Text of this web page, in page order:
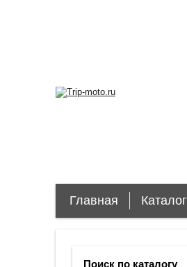
Главная Каталог
Поиск по каталогу